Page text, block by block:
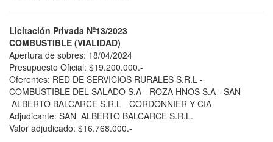
Licitación Privada Nº13/2023
COMBUSTIBLE (VIALIDAD)
Apertura de sobres: 18/04/2024
Presupuesto Oficial: $19.200.000.-
Oferentes: RED DE SERVICIOS RURALES S.R.L -
COMBUSTIBLE DEL SALADO S.A - ROZA HNOS S.A - SAN
ALBERTO BALCARCE S.R.L - CORDONNIER Y CIA
Adjudicante: SAN ALBERTO BALCARCE S.R.L.
Valor adjudicado: $16.768.000.-